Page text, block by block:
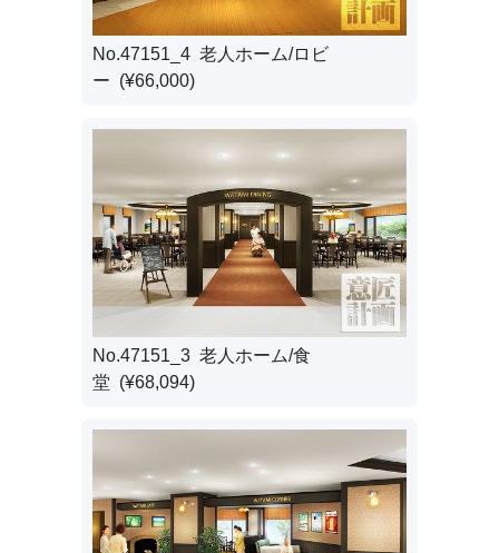
No.47151_4 老人ホーム/ロビ
ー (¥66,000)
No.47151_3 老人ホーム/食
堂 (¥68,094)